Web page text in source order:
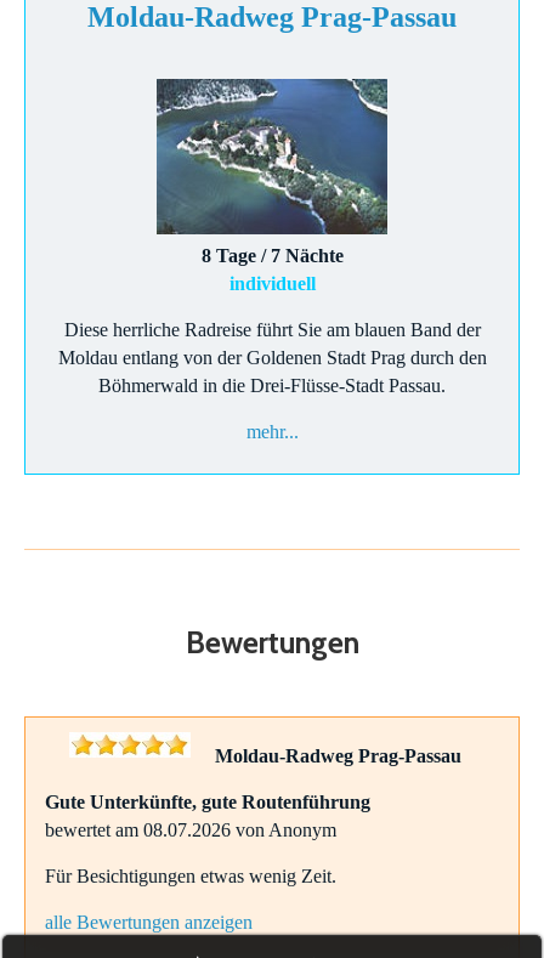
Moldau-Radweg Prag-Passau
8 Tage / 7 Nächte
individuell
Diese herrliche Radreise führt Sie am blauen Band der
Moldau entlang von der Goldenen Stadt Prag durch den
Böhmerwald in die Drei-Flüsse-Stadt Passau.
mehr...
Bewertungen
Moldau-Radweg Prag-Passau
Gute Unterkünfte, gute Routenführung
bewertet am 08.07.2026 von Anonym
Für Besichtigungen etwas wenig Zeit.
alle Bewertungen anzeigen